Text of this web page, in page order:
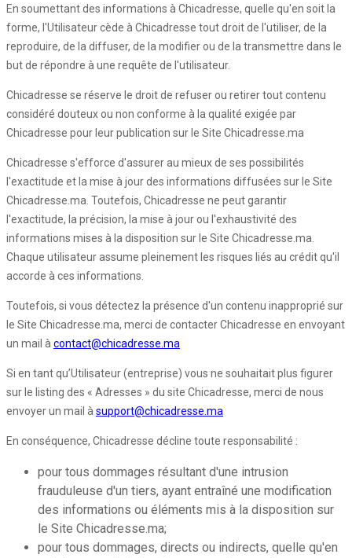
En soumettant des informations à Chicadresse, quelle qu'en soit la
forme, l'Utilisateur cède à Chicadresse tout droit de l'utiliser, de la
reproduire, de la diffuser, de la modifier ou de la transmettre dans le
but de répondre à une requête de l'utilisateur.
Chicadresse se réserve le droit de refuser ou retirer tout contenu
considéré douteux ou non conforme à la qualité exigée par
Chicadresse pour leur publication sur le Site Chicadresse.ma
Chicadresse s'efforce d'assurer au mieux de ses possibilités
l'exactitude et la mise à jour des informations diffusées sur le Site
Chicadresse.ma. Toutefois, Chicadresse ne peut garantir
l'exactitude, la précision, la mise à jour ou l'exhaustivité des
informations mises à la disposition sur le Site Chicadresse.ma.
Chaque utilisateur assume pleinement les risques liés au crédit qu'il
accorde à ces informations.
Toutefois, si vous détectez la présence d'un contenu inapproprié sur
le Site Chicadresse.ma, merci de contacter Chicadresse en envoyant
un mail àcontact@chicadresse.ma
Si en tant qu’Utilisateur (entreprise) vous ne souhaitait plus figurer
sur le listing des « Adresses » du site Chicadresse, merci de nous
envoyer un mail àsupport@chicadresse.ma
En conséquence, Chicadresse décline toute responsabilité :
pour tous dommages résultant d'une intrusion
frauduleuse d'un tiers, ayant entraîné une modification
des informations ou éléments mis à la disposition sur
le Site Chicadresse.ma;
pour tous dommages, directs ou indirects, quelle qu'en